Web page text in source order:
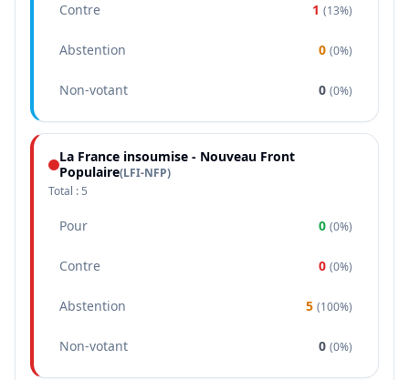
Contre 1 (13%)
Abstention 0 (0%)
Non-votant 0 (0%)
La France insoumise - Nouveau Front
Populaire(LFI-NFP)
Total : 5
Pour 0 (0%)
Contre 0 (0%)
Abstention 5 (100%)
Non-votant 0 (0%)